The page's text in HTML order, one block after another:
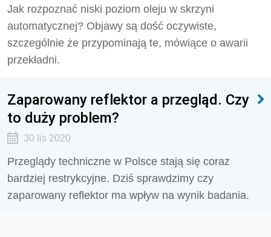
Jak rozpoznać niski poziom oleju w skrzyni
automatycznej? Objawy są dość oczywiste,
szczególnie że przypominają te, mówiące o awarii
przekładni.
Zaparowany reflektor a przegląd. Czy
to duży problem?
30 lis 2020
Przeglądy techniczne w Polsce stają się coraz
bardziej restrykcyjne. Dziś sprawdzimy czy
zaparowany reflektor ma wpływ na wynik badania.